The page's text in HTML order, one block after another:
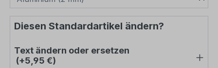
Diesen Standardartikel ändern?
Text ändern oder ersetzen
(+5,95 €)